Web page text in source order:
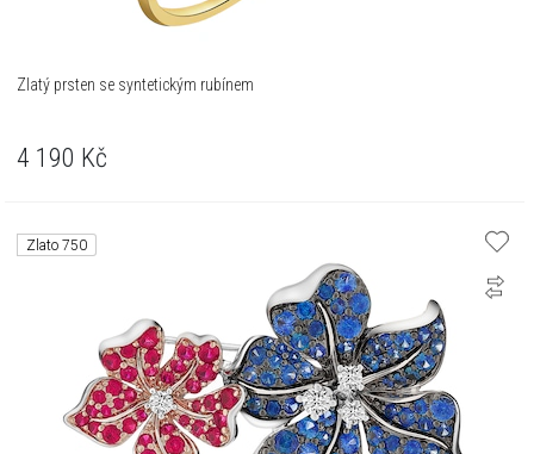
Zlatý prsten se syntetickým rubínem
4 190 Kč
Zlato 750